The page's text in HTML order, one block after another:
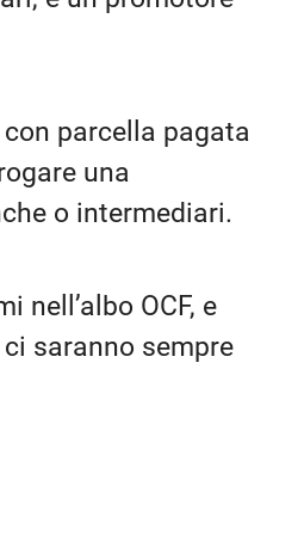
parcella pagata
una
o intermediari.
nell’albo OCF, e
saranno sempre